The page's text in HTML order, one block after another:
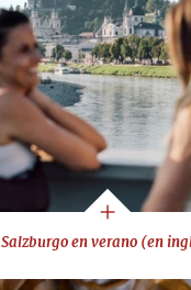
Salzburgo en verano (en